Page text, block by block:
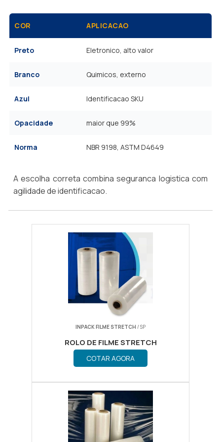
COR APLICACAO
Preto Eletronico, alto valor
Branco Quimicos, externo
Azul Identificacao SKU
Opacidade maior que 99%
Norma NBR 9198, ASTM D4649
A escolha correta combina seguranca logistica com
agilidade de identificacao.
INPACK FILME STRETCH / SP
ROLO DE FILME STRETCH
COTAR AGORA